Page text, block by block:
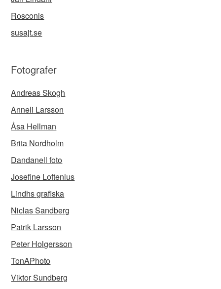
Rosconis
susajt.se
Fotografer
Andreas Skogh
Anneli Larsson
Åsa Hellman
Brita Nordholm
Dandanell foto
Josefine Loftenius
Lindhs grafiska
Niclas Sandberg
Patrik Larsson
Peter Holgersson
TonAPhoto
Viktor Sundberg